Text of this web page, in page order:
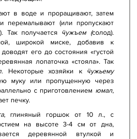
в воде и проращивают, затем
перемалывают (или пропускают
Так получается ӵужъем (солод).
широкой миске, добавив к
доводят его до состояния «густой
лопаточка «стояла». Так
Некоторые хозяйки к ӵужьему
муку или пропущенную через
с приготовлением юмал,
печку.
, глиняный горшок от 10 л., с
на высоте 3-4 см от дна,
деревянной втулкой и